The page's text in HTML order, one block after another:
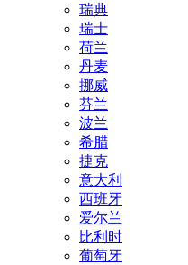
瑞典
瑞士
荷兰
丹麦
挪威
芬兰
波兰
希腊
捷克
意大利
西班牙
爱尔兰
比利时
葡萄牙